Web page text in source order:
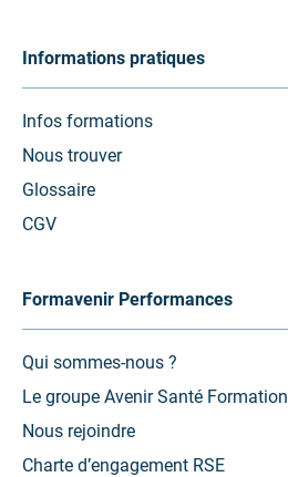
Informations pratiques
Infos formations
Nous trouver
Glossaire
CGV
Formavenir Performances
Qui sommes-nous ?
Le groupe Avenir Santé Formation
Nous rejoindre
Charte d’engagement RSE